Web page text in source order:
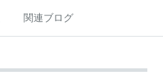
関連ブログ